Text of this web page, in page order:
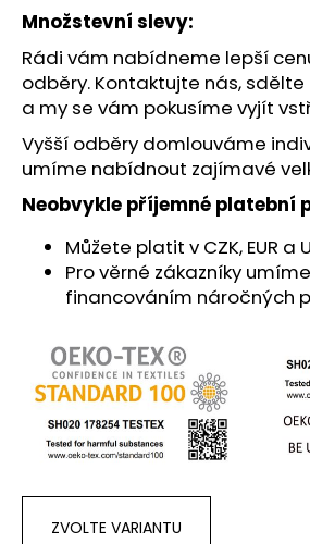
Množstevní slevy:
Rádi vám nabídneme lepší
odběry. Kontaktujte nás,
a my se vám pokusíme vyjít
Vyšší odběry domlouváme
umíme nabídnout zajímavé
Neobvykle příjemné platební
Můžete platit v CZK, EUR a
Pro věrné zákazníky
financováním náročných
ZVOLTE VARIANTU